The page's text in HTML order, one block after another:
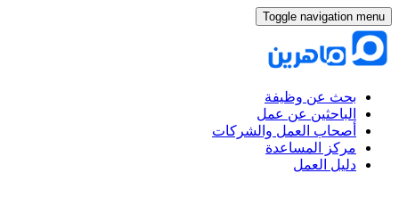
Toggle navigation menu
بحث عن وظيفة
الباحثين عن عمل
أصحاب العمل والشركات
مركز المساعدة
دليل العمل